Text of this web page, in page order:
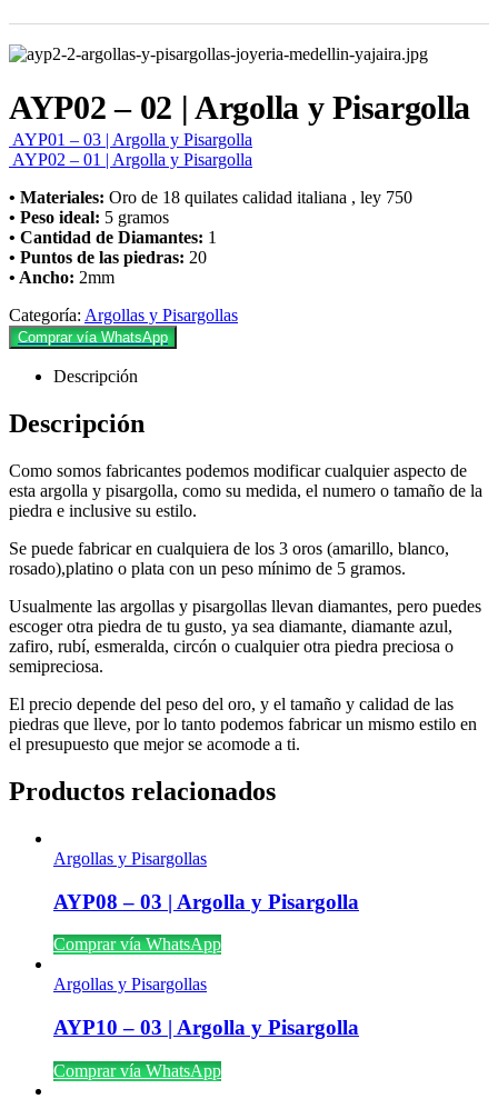
AYP02 – 02 | Argolla y Pisargolla
AYP01 – 03 | Argolla y Pisargolla
AYP02 – 01 | Argolla y Pisargolla
• Materiales: Oro de 18 quilates calidad italiana , ley 750
• Peso ideal: 5 gramos
• Cantidad de Diamantes: 1
• Puntos de las piedras: 20
• Ancho: 2mm
Categoría: Argollas y Pisargollas
Comprar vía WhatsApp
Descripción
Descripción
Como somos fabricantes podemos modificar cualquier aspecto de
esta argolla y pisargolla, como su medida, el numero o tamaño de la
piedra e inclusive su estilo.
Se puede fabricar en cualquiera de los 3 oros (amarillo, blanco,
rosado),platino o plata con un peso mínimo de 5 gramos.
Usualmente las argollas y pisargollas llevan diamantes, pero puedes
escoger otra piedra de tu gusto, ya sea diamante, diamante azul,
zafiro, rubí, esmeralda, circón o cualquier otra piedra preciosa o
semipreciosa.
El precio depende del peso del oro, y el tamaño y calidad de las
piedras que lleve, por lo tanto podemos fabricar un mismo estilo en
el presupuesto que mejor se acomode a ti.
Productos relacionados
Argollas y Pisargollas
AYP08 – 03 | Argolla y Pisargolla
Comprar vía WhatsApp
Argollas y Pisargollas
AYP10 – 03 | Argolla y Pisargolla
Comprar vía WhatsApp